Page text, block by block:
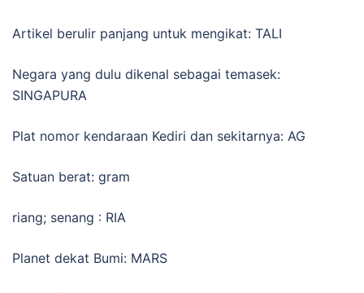
Artikel berulir panjang untuk mengikat: TALI
Negara yang dulu dikenal sebagai temasek:
SINGAPURA
Plat nomor kendaraan Kediri dan sekitarnya: AG
Satuan berat: gram
riang; senang : RIA
Planet dekat Bumi: MARS